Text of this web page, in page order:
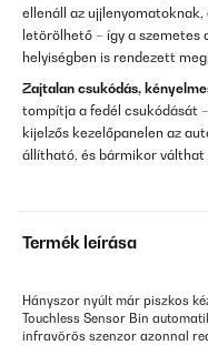
ellenáll az
letörölhető – így a szemetes
helyiségben is rendezett
Zajtalan csukódás,
tompítja a fedél csukódását
kijelzős kezelőpanelen az
állítható, és bármikor válthat
Termék leírása
Hányszor nyúlt már piszkos
Touchless Sensor Bin
infravörös szenzor azonnal